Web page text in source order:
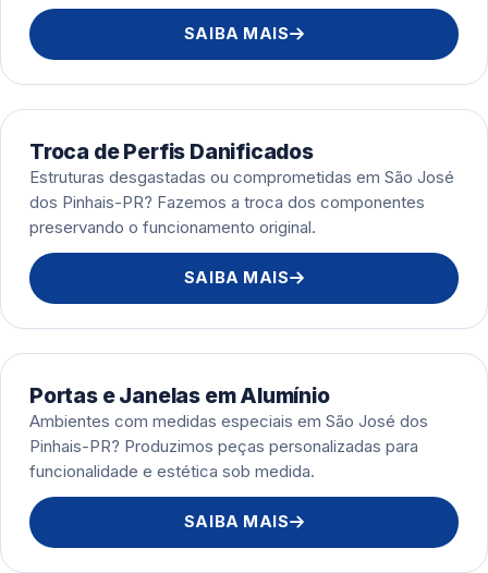
SAIBA MAIS
Troca de Perfis Danificados
Estruturas desgastadas ou comprometidas em São José
dos Pinhais-PR? Fazemos a troca dos componentes
preservando o funcionamento original.
SAIBA MAIS
Portas e Janelas em Alumínio
Ambientes com medidas especiais em São José dos
Pinhais-PR? Produzimos peças personalizadas para
funcionalidade e estética sob medida.
SAIBA MAIS